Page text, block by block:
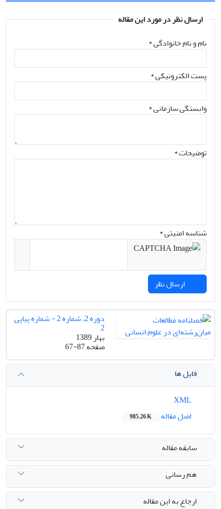
ارسال نظر در مورد این مقاله
نام و نام خانوادگی*
پست الکترونیکی*
وابستگی سازمانی *
توضیحات *
شناسه امنیتی *
دوره 2، شماره 2 - شماره پیاپی
2
بهار 1389
صفحه67-87
فایل ها
اصل مقاله
985.26 K
سابقه مقاله
هم رسانی
ارجاع به این مقاله